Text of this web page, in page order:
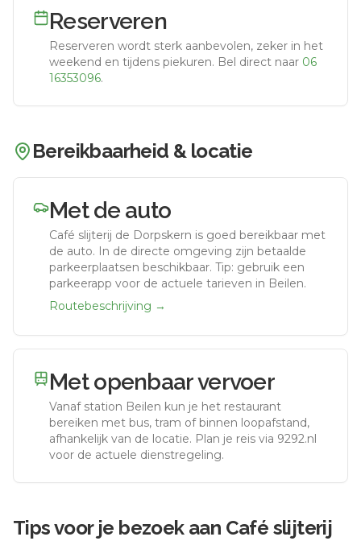
Reserveren
Reserveren wordt sterk aanbevolen, zeker in het
weekend en tijdens piekuren. Bel direct naar 06
16353096.
Bereikbaarheid & locatie
Met de auto
Café slijterij de Dorpskern is goed bereikbaar met
de auto. In de directe omgeving zijn betaalde
parkeerplaatsen beschikbaar. Tip: gebruik een
parkeerapp voor de actuele tarieven in Beilen.
Routebeschrijving →
Met openbaar vervoer
Vanaf station Beilen kun je het restaurant
bereiken met bus, tram of binnen loopafstand,
afhankelijk van de locatie. Plan je reis via 9292.nl
voor de actuele dienstregeling.
Tips voor je bezoek aan Café slijterij